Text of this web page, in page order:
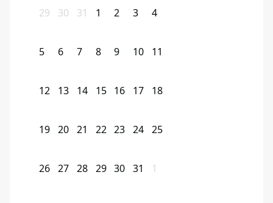
29 30 31 1 2 3 4
5 6 7 8 9 10 11
12 13 14 15 16 17 18
19 20 21 22 23 24 25
26 27 28 29 30 31 1